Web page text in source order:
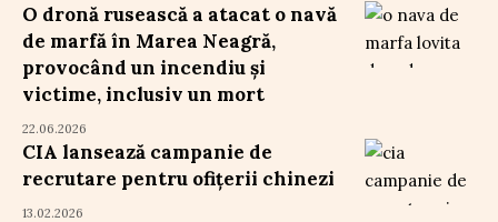
O dronă rusească a atacat o navă
de marfă în Marea Neagră,
provocând un incendiu și
victime, inclusiv un mort
22.06.2026
CIA lansează campanie de
recrutare pentru ofițerii chinezi
13.02.2026